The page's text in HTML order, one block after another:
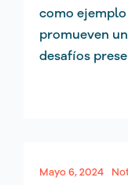
como
promueven
desafíos
Mayo 6, 2024